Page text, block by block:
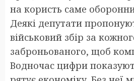
на користь саме
Деякі депутати
військовий збір за
заброньованого, щоб
Водночас цифри